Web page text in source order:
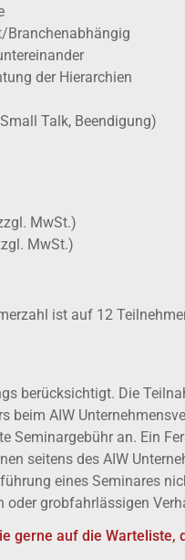
Branchenabhängig
der Hierarchien
Talk, Beendigung)
MwSt.)
MwSt.)
ist auf 12
berücksichtigt. Die
AIW
Seminargebühr an. Ein
seitens des AIW
eines Seminares
grobfahrlässigen
gerne auf die